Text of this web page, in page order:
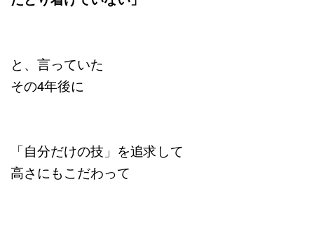
と、言っていた
その4年後に
「自分だけの技」を追求して
高さにもこだわって